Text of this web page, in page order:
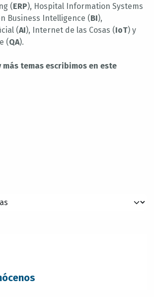
(ERP), Hospital Information Systems
Business Intelligence (BI),
(AI), Internet de las Cosas (IoT) y
(QA).
más temas escribimos en este